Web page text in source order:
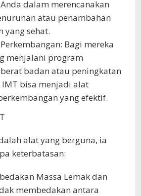
dalam merencanakan
atau penambahan
yang sehat.
Bagi mereka
menjalani program
badan atau peningkatan
IMT bisa menjadi alat
yang efektif.
alat yang berguna, ia
keterbatasan:
Massa Lemak dan
membedakan antara